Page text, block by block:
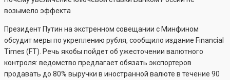
возымело эффекта
Президент Путин на экстренном совещании с Минфином
обсудит меры по укреплению рубля, сообщило издание Financial
Times (FT). Речь якобы пойдет об ужесточении валютного
контроля: ведомство предлагает обязать экспортеров
продавать до 80% выручки в иностранной валюте в течение 90